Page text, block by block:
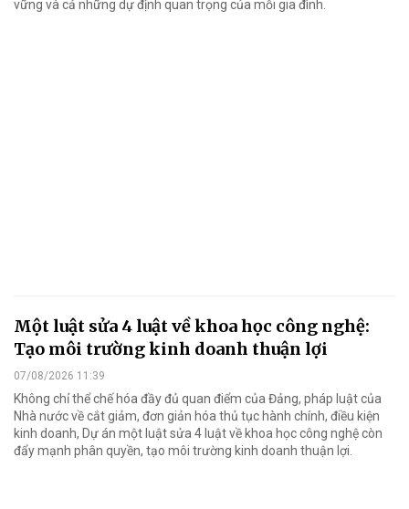
vững và cả những dự định quan trọng của mỗi gia đình.
Một luật sửa 4 luật về khoa học công nghệ:
Tạo môi trường kinh doanh thuận lợi
07/08/2026 11:39
Không chỉ thể chế hóa đầy đủ quan điểm của Đảng, pháp luật của
Nhà nước về cắt giảm, đơn giản hóa thủ tục hành chính, điều kiện
kinh doanh, Dự án một luật sửa 4 luật về khoa học công nghệ còn
đẩy mạnh phân quyền, tạo môi trường kinh doanh thuận lợi.